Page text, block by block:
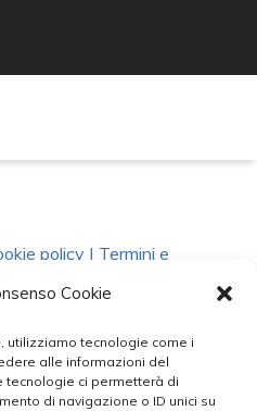
Cookie
utilizziamo tecnologie come i
alle informazioni del
tecnologie ci permetterà di
di navigazione o ID unici su
policy | Termini e
|Richiedi Dati
whatsappphone